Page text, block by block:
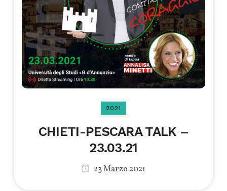
2021
CHIETI-PESCARA TALK –
23.03.21
23 Marzo 2021